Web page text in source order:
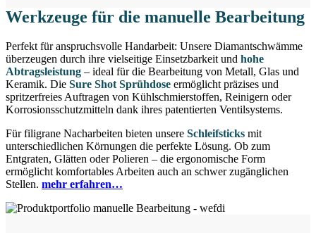
Werkzeuge für die manuelle Bearbeitung
Perfekt für anspruchsvolle Handarbeit: Unsere Diamantschwämme
überzeugen durch ihre vielseitige Einsetzbarkeit und hohe
Abtragsleistung – ideal für die Bearbeitung von Metall, Glas und
Keramik. Die Sure Shot Sprühdose ermöglicht präzises und
spritzerfreies Auftragen von Kühlschmierstoffen, Reinigern oder
Korrosionsschutzmitteln dank ihres patentierten Ventilsystems.
Für filigrane Nacharbeiten bieten unsere Schleifsticks mit
unterschiedlichen Körnungen die perfekte Lösung. Ob zum
Entgraten, Glätten oder Polieren – die ergonomische Form
ermöglicht komfortables Arbeiten auch an schwer zugänglichen
Stellen. mehr erfahren…